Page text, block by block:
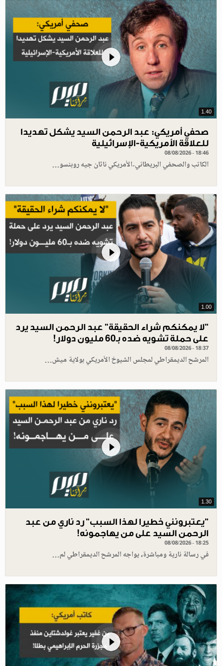
1.40
صحفي أمريكي: عبد الرحمن السيد يشكل تهديدا
للعلاقة الأمريكية-الإسرائيلية
08/08/2026 - 18:46
الكاتب والصحفي البريطاني-الأمريكي ناثان جيه روبنسو…
1.00
"لا يمكنكم شراء الحقيقة" عبد الرحمن السيد يرد
على حملة تشويه ضده بـ60 مليون دولار!
08/08/2026 - 18:37
المرشح الديمقراطي لمجلس الشيوخ الأمريكي بولاية ميش…
1.30
"يعتبرونني خطيرا لهذا السبب" رد ناري من عبد
الرحمن السيد على من يهاجمونه!
08/08/2026 - 18:25
في رسالة نارية ومباشرة، يواجه المرشح الديمقراطي لم…